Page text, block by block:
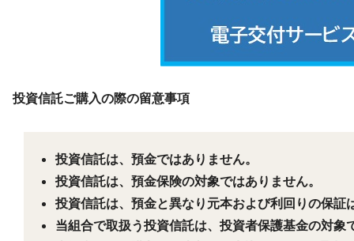
投資信託ご購入の際の留意事項
投資信託は、預金ではありません。
投資信託は、預金保険の対象ではありません。
投資信託は、預金と異なり元本および利回りの保証
当組合で取扱う投資信託は、投資者保護基金の対象